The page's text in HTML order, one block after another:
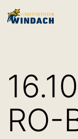
Zum
Inhalt
HSV
RO-